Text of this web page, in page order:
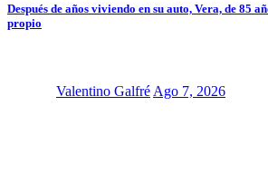
Después de años viviendo en su auto, Vera, de 85
propio
Valentino Galfré Ago 7, 2026